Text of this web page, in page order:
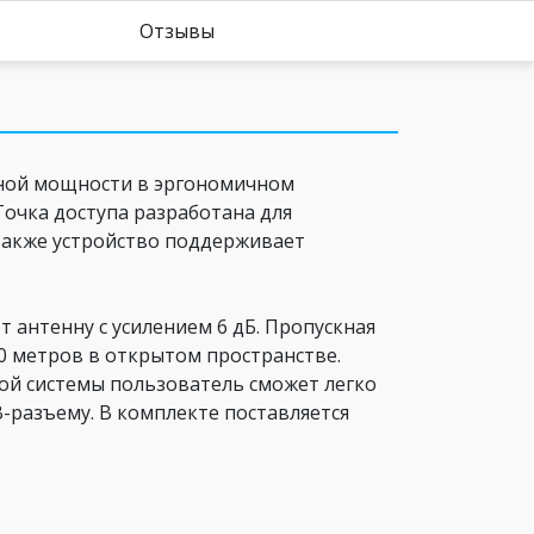
Отзывы
мощности в эргономичном
доступа разработана для
устройство поддерживает
с усилением 6 дБ. Пропускная
метров в открытом пространстве.
системы пользователь сможет легко
В комплекте поставляется